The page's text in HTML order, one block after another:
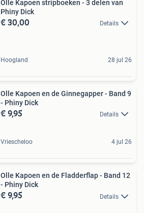
Olle Kapoen stripboeken - 3 delen van
Phiny Dick
€ 30,00 Details
Hoogland 28 jul 26
Olle Kapoen en de Ginnegapper - Band 9
- Phiny Dick
€ 9,95 Details
Vriescheloo 4 jul 26
Olle Kapoen en de Fladderflap - Band 12
- Phiny Dick
€ 9,95 Details